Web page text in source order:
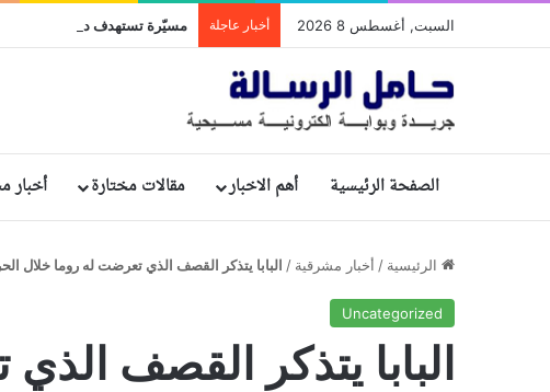
السبت, أغسطس 8 2026 أخبار عاجلة مسيّرة تستهدف ديرًا تاريخيًا في
الصفحة الرئيسية أهم الاخبار مقالات مختارة أخبار
الرئيسية / أخبار مشرقية / البابا يتذكر القصف الذي تعرضت له روما خلال
Uncategorized
البابا يتذكر القصف